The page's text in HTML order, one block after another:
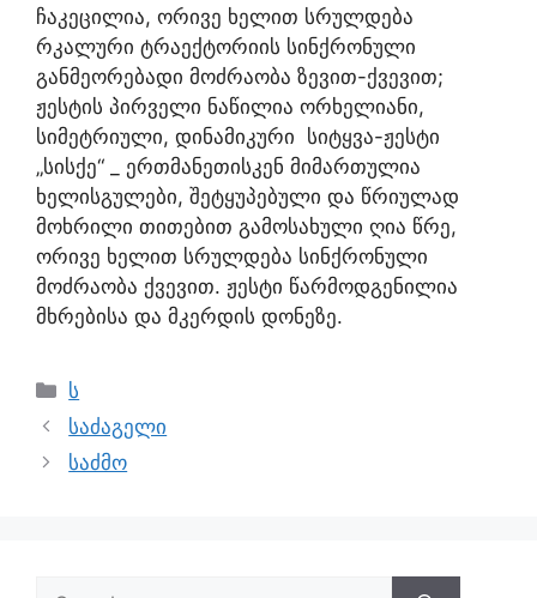
ჩაკეცილია, ორივე ხელით სრულდება
რკალური ტრაექტორიის სინქრონული
განმეორებადი მოძრაობა ზევით-ქვევით;
ჟესტის პირველი ნაწილია ორხელიანი,
სიმეტრიული, დინამიკური სიტყვა-ჟესტი
„სისქე“ _ ერთმანეთისკენ მიმართულია
ხელისგულები, შეტყუპებული და წრიულად
მოხრილი თითებით გამოსახული ღია წრე,
ორივე ხელით სრულდება სინქრონული
მოძრაობა ქვევით. ჟესტი წარმოდგენილია
მხრებისა და მკერდის დონეზე.
ს
საძაგელი
საძმო